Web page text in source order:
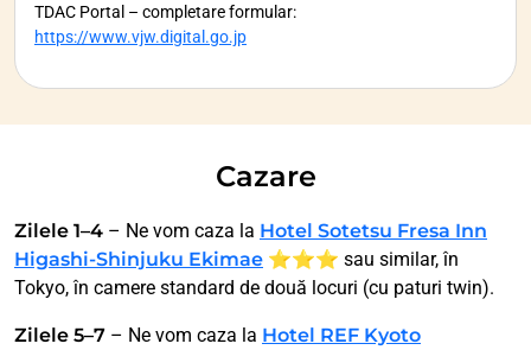
TDAC Portal – completare formular:
https://www.vjw.digital.go.jp
Cazare
Zilele 1–4 – Ne vom caza la Hotel Sotetsu Fresa Inn
Higashi-Shinjuku Ekimae ⭐⭐⭐ sau similar, în
Tokyo, în camere standard de două locuri (cu paturi twin).
Zilele 5–7 – Ne vom caza la Hotel REF Kyoto